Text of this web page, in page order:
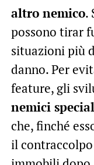
altro nemico.
possono tirar
situazioni più
danno. Per
feature, gli
nemici
che, finché
il